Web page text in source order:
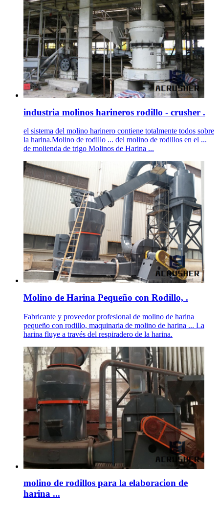
industria molinos harineros rodillo - crusher .
el sistema del molino harinero contiene totalmente todos sobre
la harina.Molino de rodillo ... del molino de rodillos en el ...
de molienda de trigo Molinos de Harina ...
Molino de Harina Pequeño con Rodillo, .
Fabricante y proveedor profesional de molino de harina
pequeño con rodillo, maquinaria de molino de harina ... La
harina fluye a través del respiradero de la harina.
molino de rodillos para la elaboracion de
harina ...